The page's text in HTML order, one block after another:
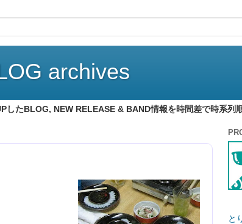
archives
したBLOG, NEW RELEASE & BAND情報を時間差で時系列
と